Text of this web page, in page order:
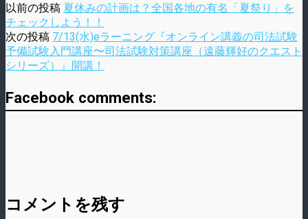
以前の投稿 夏休みの計画は？全国各地の有名「夏祭り」を
チェックしよう！！
次の投稿 7/13(水)eラーニング『オンライン講義の司法試験
予備試験入門講座〜司法試験対策講座（遠藤輝好のクエスト
シリーズ）』開講！
Facebook comments:
コメントを残す